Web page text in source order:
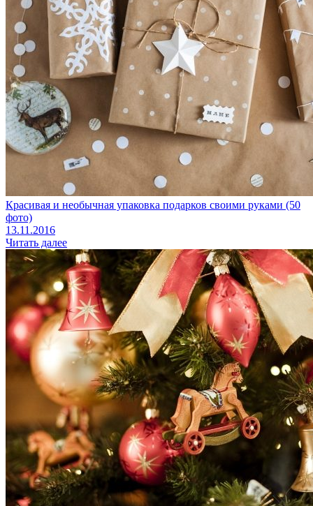
Красивая и необычная упаковка подарков своими руками (50
фото)
13.11.2016
Читать далее